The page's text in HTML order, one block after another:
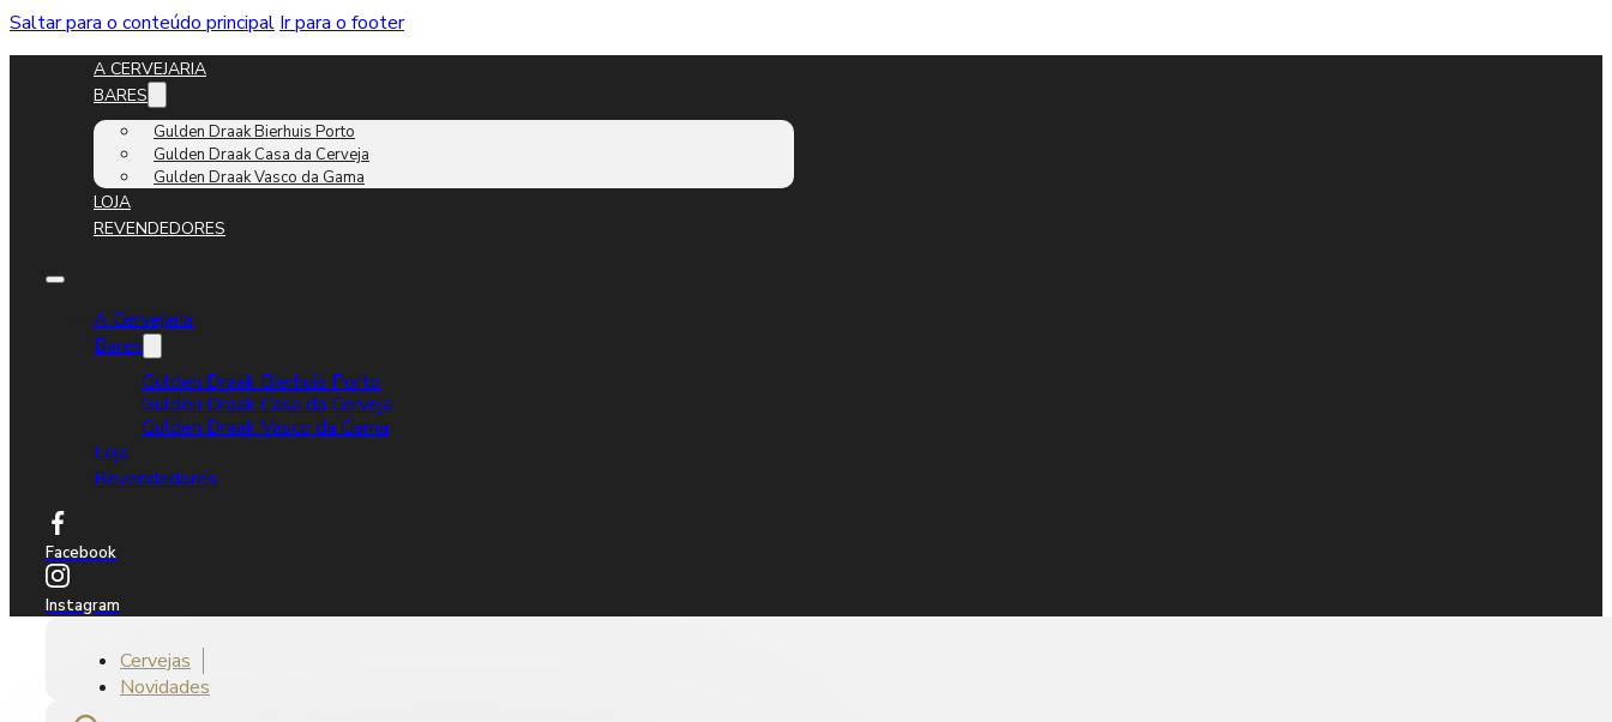
Saltar para o conteúdo principal Ir para o footer
A CERVEJARIA
BARES
Gulden Draak Bierhuis Porto
Gulden Draak Casa da Cerveja
Gulden Draak Vasco da Gama
LOJA
REVENDEDORES
A Cervejaria
Bares
Gulden Draak Bierhuis Porto
Gulden Draak Casa da Cerveja
Gulden Draak Vasco da Gama
Loja
Revendedores
Facebook
Instagram
Cervejas
Novidades